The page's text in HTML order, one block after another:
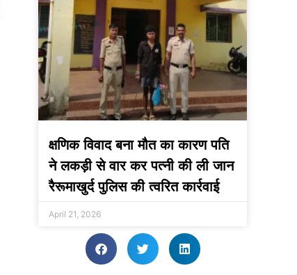
क्षणिक विवाद बना मौत का कारण पति
ने लकड़ी से वार कर पत्नी की ली जान
रैरूमाखुर्द पुलिस की त्वरित कार्रवाई
April 21, 2026